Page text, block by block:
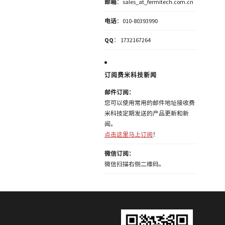
邮箱：sales_at_fermitech.com.cn
电话：010-80393990
QQ ： 1732167264
订阅费米科技新闻
邮件订阅：
您可以使用常用的邮件地址接收费
米科技定期发送的产品更新和新
闻。
点击这里马上订阅 ！
微信订阅：
微信扫描右侧二维码。